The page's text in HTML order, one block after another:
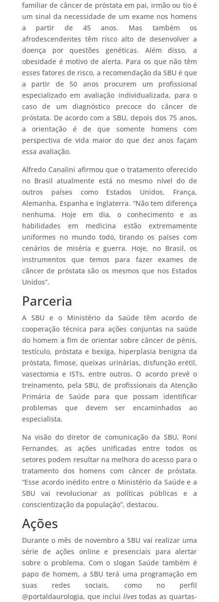
familiar de câncer de próstata em pai, irmão ou tio é
um sinal da necessidade de um exame nos homens
a partir de 45 anos. Mas também os
afrodescendentes têm risco alto de desenvolver a
doença por questões genéticas. Além disso, a
obesidade é motivo de alerta. Para os que não têm
esses fatores de risco, a recomendação da SBU é que
a partir de 50 anos procurem um profissional
especializado em avaliação individualizada, para o
caso de um diagnóstico precoce do câncer de
próstata. De acordo com a SBU, depois dos 75 anos,
a orientação é de que somente homens com
perspectiva de vida maior do que dez anos façam
essa avaliação.
Alfredo Canalini afirmou que o tratamento oferecido
no Brasil atualmente está no mesmo nível do de
outros países como Estados Unidos, França,
Alemanha, Espanha e Inglaterra. “Não tem diferença
nenhuma. Hoje em dia, o conhecimento e as
habilidades em medicina estão extremamente
uniformes no mundo todo, tirando os países com
cenários de miséria e guerra. Hoje, no Brasil, os
instrumentos que temos para fazer exames de
câncer de próstata são os mesmos que nos Estados
Unidos”.
Parceria
A SBU e o Ministério da Saúde têm acordo de
cooperação técnica para ações conjuntas na saúde
do homem a fim de orientar sobre câncer de pênis,
testículo, próstata e bexiga, hiperplasia benigna da
próstata, fimose, queixas urinárias, disfunção erétil,
vasectomia e ISTs, entre outros. O acordo prevê o
treinamento, pela SBU, de profissionais da Atenção
Primária de Saúde para que possam identificar
problemas que devem ser encaminhados ao
especialista.
Na visão do diretor de comunicação da SBU, Roni
Fernandes, as ações unificadas entre todos os
setores podem resultar na melhora do acesso para o
tratamento dos homens com câncer de próstata.
“Esse acordo inédito entre o Ministério da Saúde e a
SBU vai revolucionar as políticas públicas e a
conscientização da população”, destacou.
Ações
Durante o mês de novembro a SBU vai realizar uma
série de ações online e presenciais para alertar
sobre o problema. Com o slogan Saúde também é
papo de homem, a SBU terá uma programação em
suas redes sociais, como no perfil
@portaldaurologia, que inclui livestodas as quartas-